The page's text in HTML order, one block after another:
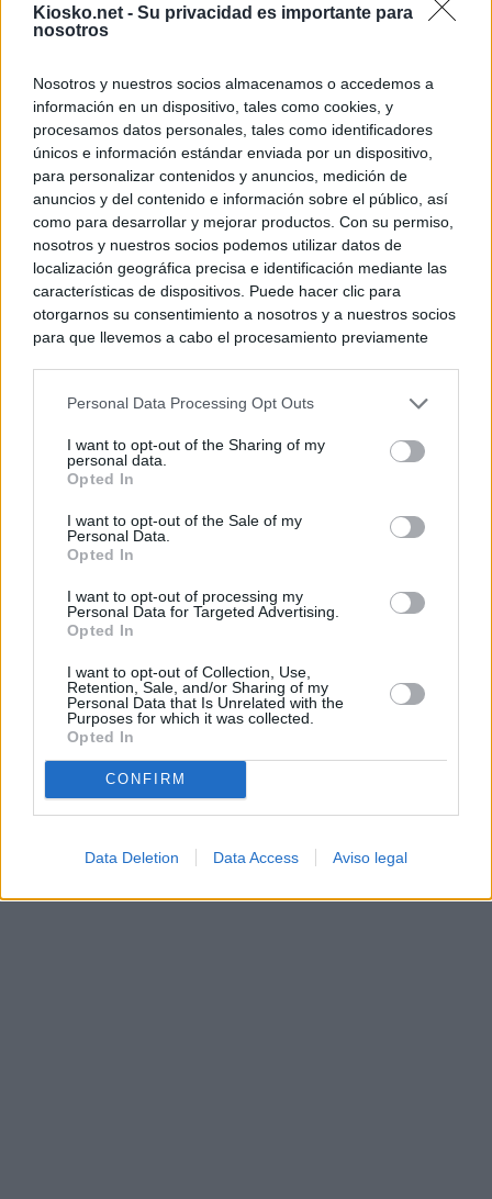
Kiosko.net - Su privacidad es importante para
nosotros
Nosotros y nuestros socios almacenamos o accedemos a
información en un dispositivo, tales como cookies, y
procesamos datos personales, tales como identificadores
únicos e información estándar enviada por un dispositivo,
para personalizar contenidos y anuncios, medición de
anuncios y del contenido e información sobre el público, así
como para desarrollar y mejorar productos. Con su permiso,
nosotros y nuestros socios podemos utilizar datos de
localización geográfica precisa e identificación mediante las
características de dispositivos. Puede hacer clic para
otorgarnos su consentimiento a nosotros y a nuestros socios
para que llevemos a cabo el procesamiento previamente
negar su consentimiento. Tenga en cuenta que algún
de su consentimiento, pero usted tiene el derecho de
rechazar tal procesamiento. Sus preferencias se aplicarán
cualquier momento entrando de nuevo en este sitio web o
visitando nuestra política de privacidad.
Personal Data Processing Opt Outs
I want to opt-out of the Sharing of my
personal data.
Opted In
I want to opt-out of the Sale of my
Personal Data.
Opted In
I want to opt-out of processing my
Personal Data for Targeted Advertising.
Opted In
I want to opt-out of Collection, Use,
Retention, Sale, and/or Sharing of my
Personal Data that Is Unrelated with the
Purposes for which it was collected.
Opted In
CONFIRM
Data Deletion Data Access Aviso legal